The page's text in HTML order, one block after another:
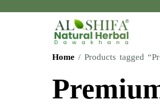
Home / Products tagged